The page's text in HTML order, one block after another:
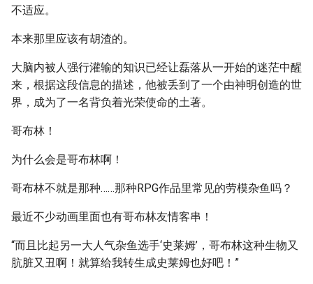
不适应。
本来那里应该有胡渣的。
大脑内被人强行灌输的知识已经让磊落从一开始的迷茫中醒
来，根据这段信息的描述，他被丢到了一个由神明创造的世
界，成为了一名背负着光荣使命的土著。
哥布林！
为什么会是哥布林啊！
哥布林不就是那种……那种RPG作品里常见的劳模杂鱼吗？
最近不少动画里面也有哥布林友情客串！
“而且比起另一大人气杂鱼选手‘史莱姆’，哥布林这种生物又
肮脏又丑啊！就算给我转生成史莱姆也好吧！”